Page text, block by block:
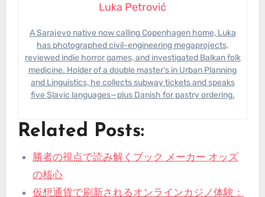
Luka Petrović
A Sarajevo native now calling Copenhagen home, Luka
has photographed civil-engineering megaprojects,
reviewed indie horror games, and investigated Balkan folk
medicine. Holder of a double master’s in Urban Planning
and Linguistics, he collects subway tickets and speaks
five Slavic languages—plus Danish for pastry ordering.
Related Posts:
勝者の視点で読み解くブック メーカー オッズ
の核心
仮想通貨で刷新されるオンラインカジノ体験：